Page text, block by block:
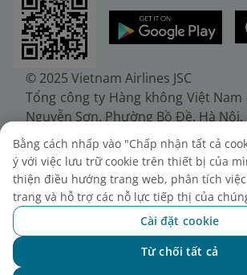
© 2025 Vietnam Airlines JSC
Tổng công ty Hàng không Việt Nam
Nguyễn Sơn, Phường Bồ Đề, Hà Nội.
Điện thoại: (+84-24) 38272289.
38722375
Giấy chứng nhận đăng ký doanh
doanh nghiệp 0100107518, đăng
30/6/2010, đăng ký thay đổi
24/7/2025, cấp bởi Sở Tài chính
Bằng cách nhấp vào "Chấp nhận tất cả
ý với việc lưu trữ cookie trên thiết bị của
thiện điều hướng trang web, phân tích
trang và hỗ trợ các nỗ lực tiếp thị của
Cài đặt cookie
Từ chối tất cả